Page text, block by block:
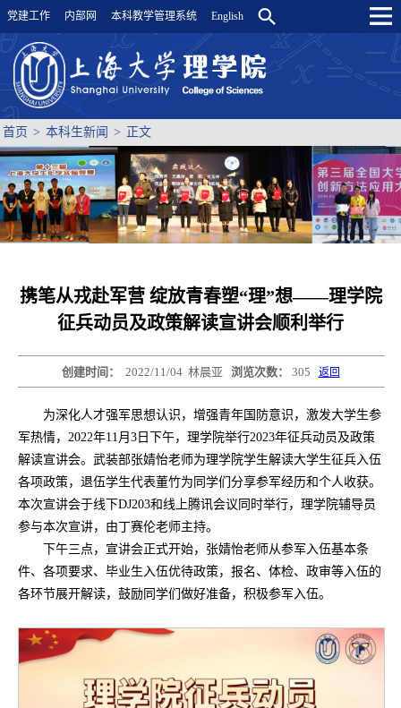
党建工作 内部网 本科教学管理系统 English
首页 > 本科生新闻 > 正文
携笔从戎赴军营 绽放青春塑“理”想——理学院
征兵动员及政策解读宣讲会顺利举行
创建时间： 2022/11/04 林晨亚 浏览次数： 305 返回
为深化人才强军思想认识，增强青年国防意识，激发大学生参
军热情，2022年11月3日下午，理学院举行2023年征兵动员及政策
解读宣讲会。武装部张婧怡老师为理学院学生解读大学生征兵入伍
各项政策，退伍学生代表董竹为同学们分享参军经历和个人收获。
本次宣讲会于线下DJ203和线上腾讯会议同时举行，理学院辅导员
参与本次宣讲，由丁赛伦老师主持。
下午三点，宣讲会正式开始，张婧怡老师从参军入伍基本条
件、各项要求、毕业生入伍优待政策，报名、体检、政审等入伍的
各环节展开解读，鼓励同学们做好准备，积极参军入伍。